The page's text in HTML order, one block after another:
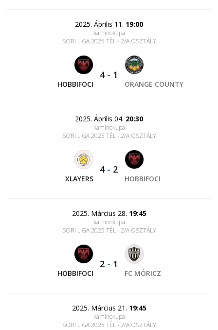
2025. Április 11. 19:00
kaminokupa
SORI LIGA 2025 TÉL - 2/A OSZTÁLY
HOBBIFOCI
4- 1
ORANGE COUNTY
2025. Április 04. 20:30
kaminokupa
SORI LIGA 2025 TÉL - 2/A OSZTÁLY
XLAYERS
4- 2
HOBBIFOCI
2025. Március 28. 19:45
kaminokupa
SORI LIGA 2025 TÉL - 2/A OSZTÁLY
HOBBIFOCI
2 - 1
FC MÓRICZ
2025. Március 21. 19:45
kaminokupa
SORI LIGA 2025 TÉL - 2/A OSZTÁLY